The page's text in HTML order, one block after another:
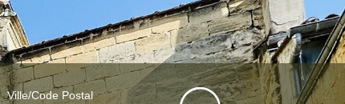
Ville/Code Postal